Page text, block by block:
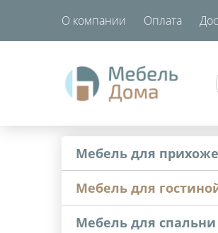
О компании Оплата
Мебель для
Мебель для
Мебель для спальни